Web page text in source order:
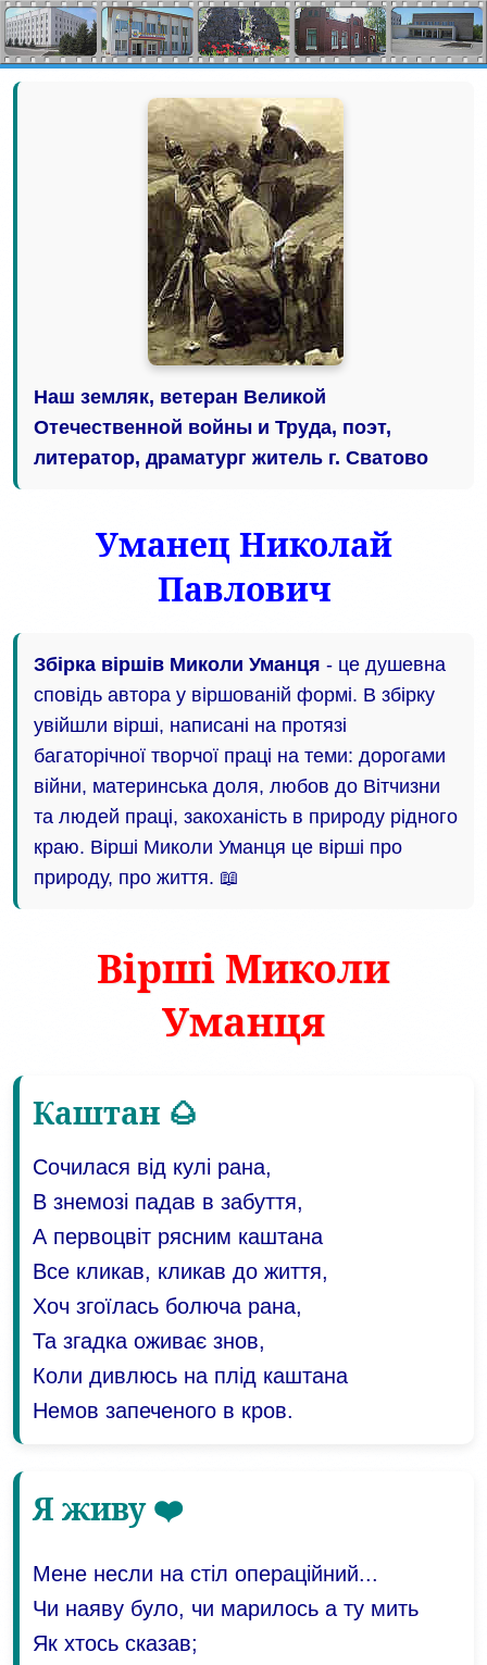
Наш земляк, ветеран Великой
Отечественной войны и Труда, поэт,
литератор, драматург житель г. Сватово
Уманец Николай
Павлович
Збірка віршів Миколи Уманця - це душевна
сповідь автора у віршованій формі. В збірку
увійшли вірші, написані на протязі
багаторічної творчої праці на теми: дорогами
війни, материнська доля, любов до Вітчизни
та людей праці, закоханість в природу рідного
краю. Вірші Миколи Уманця це вірші про
природу, про життя. 📖
Вірші Миколи
Уманця
Каштан 🌰
Сочилася від кулі рана,
В знемозі падав в забуття,
А первоцвіт рясним каштана
Все кликав, кликав до життя,
Хоч згоїлась болюча рана,
Та згадка оживає знов,
Коли дивлюсь на плід каштана
Немов запеченого в кров.
Я живу ❤️
Мене несли на стіл операційний...
Чи наяву було, чи марилось а ту мить
Як хтось сказав;